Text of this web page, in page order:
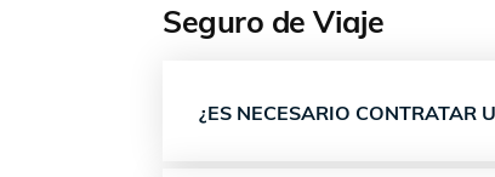
Seguro de Viaje
¿ES NECESARIO CONTRATAR